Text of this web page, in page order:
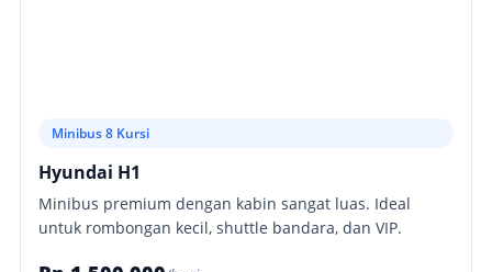
Minibus 8 Kursi
Hyundai H1
Minibus premium dengan kabin sangat luas. Ideal
untuk rombongan kecil, shuttle bandara, dan VIP.